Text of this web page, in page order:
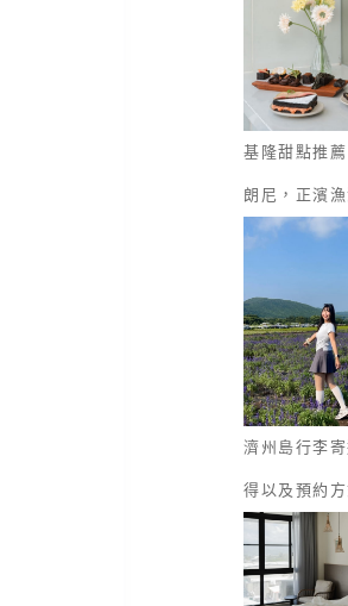
基隆甜點推
朗尼，正濱
濟州島行李
得以及預約